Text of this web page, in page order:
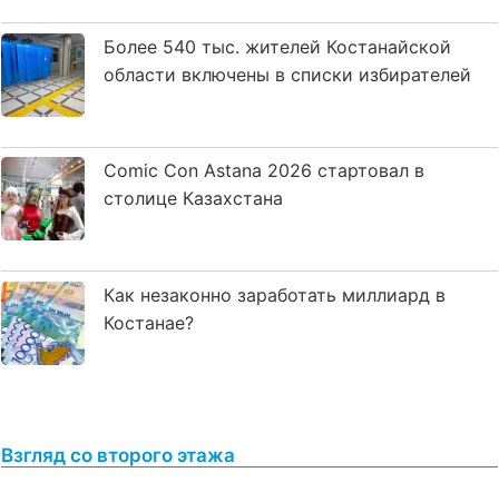
Более 540 тыс. жителей Костанайской
области включены в списки избирателей
Comic Con Astana 2026 стартовал в
столице Казахстана
Как незаконно заработать миллиард в
Костанае?
Взгляд со второго этажа